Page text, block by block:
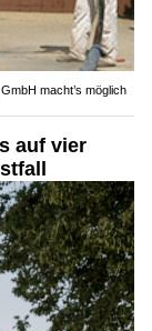
macht’s möglich
auf vier